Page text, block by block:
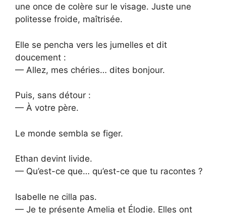
une once de colère sur le visage. Juste une
politesse froide, maîtrisée.
Elle se pencha vers les jumelles et dit
doucement :
— Allez, mes chéries… dites bonjour.
Puis, sans détour :
— À votre père.
Le monde sembla se figer.
Ethan devint livide.
— Qu’est-ce que… qu’est-ce que tu racontes ?
Isabelle ne cilla pas.
— Je te présente Amelia et Élodie. Elles ont